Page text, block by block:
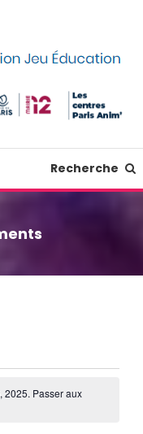
Recherche
2025. Passer aux